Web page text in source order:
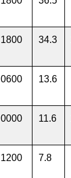
1800 34.3
0600 13.6
0000 11.6
1200 7.8